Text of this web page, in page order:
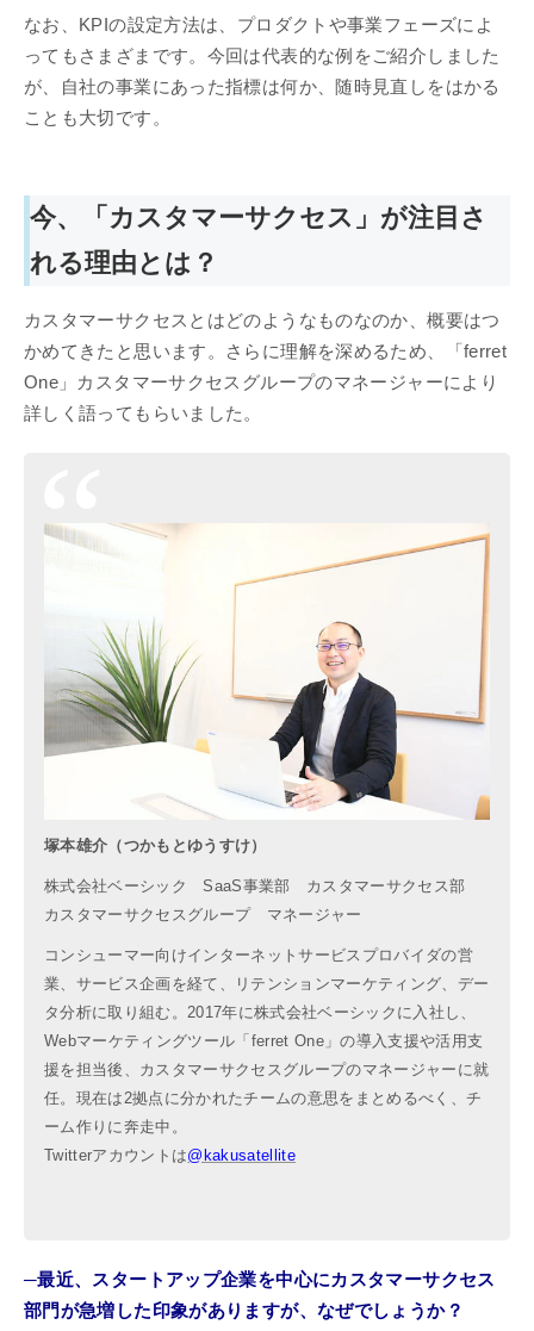
なお、KPIの設定方法は、プロダクトや事業フェーズによ
ってもさまざまです。今回は代表的な例をご紹介しました
が、自社の事業にあった指標は何か、随時見直しをはかる
ことも大切です。
今、「カスタマーサクセス」が注目さ
れる理由とは？
カスタマーサクセスとはどのようなものなのか、概要はつ
かめてきたと思います。さらに理解を深めるため、「ferret
One」カスタマーサクセスグループのマネージャーにより
詳しく語ってもらいました。
塚本雄介（つかもとゆうすけ）
株式会社ベーシック SaaS事業部 カスタマーサクセス部
カスタマーサクセスグループ マネージャー
コンシューマー向けインターネットサービスプロバイダの営
業、サービス企画を経て、リテンションマーケティング、デー
タ分析に取り組む。2017年に株式会社ベーシックに入社し、
Webマーケティングツール「ferret One」の導入支援や活用支
援を担当後、カスタマーサクセスグループのマネージャーに就
任。現在は2拠点に分かれたチームの意思をまとめるべく、チ
ーム作りに奔走中。
Twitterアカウントは@kakusatellite
─最近、スタートアップ企業を中心にカスタマーサクセス
部門が急増した印象がありますが、なぜでしょうか？